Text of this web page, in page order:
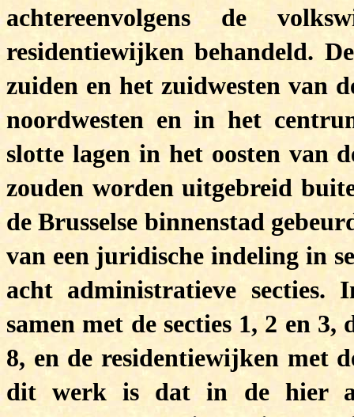
achtereenvolgens de
residentiewijken behandeld.
zuiden en het zuidwesten van
noordwesten en in het
slotte lagen in het oosten van
zouden worden uitgebreid
de Brusselse binnenstad
van een juridische indeling in
acht administratieve secties.
samen met de secties 1, 2 en
8, en de residentiewijken met
dit werk is dat in de hier